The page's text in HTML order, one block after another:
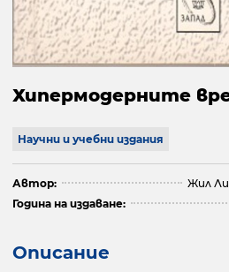
Хипермодерните
Научни и учебни издания
Автор:
Жил
Година на издаване:
Описание